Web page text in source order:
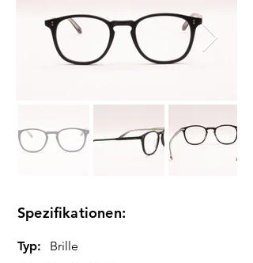
Spezifikationen:
Typ:
Brille